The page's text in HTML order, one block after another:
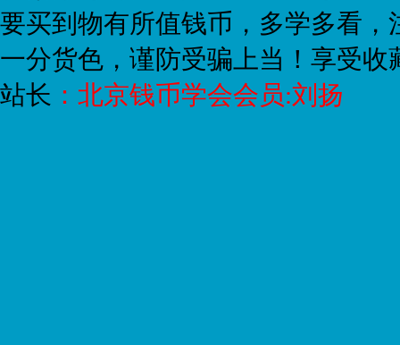
要买到物有所值钱币，多学多看
一分货色，谨防受骗上当！享受收
站长 ： 北京钱币学会会员:刘扬